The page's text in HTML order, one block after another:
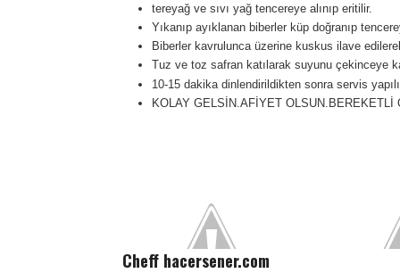
tereyağ ve sıvı yağ tencereye alınıp eritilir.
Yıkanıp ayıklanan biberler küp doğranıp
Biberler kavrulunca üzerine kuskus ilave
Tuz ve toz safran katılarak suyunu çekinceye
10-15 dakika dinlendirildikten sonra servis
KOLAY GELSİN.AFİYET OLSUN.BEREKETLİ
Cheff hacersener.com